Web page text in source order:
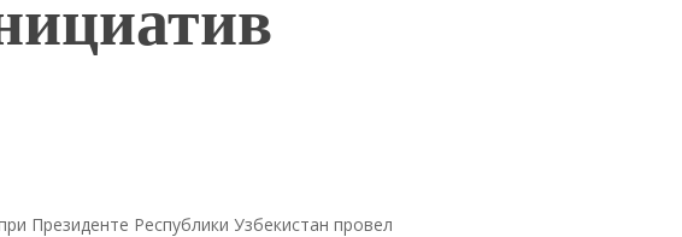
Президенте Республики Узбекистан провел